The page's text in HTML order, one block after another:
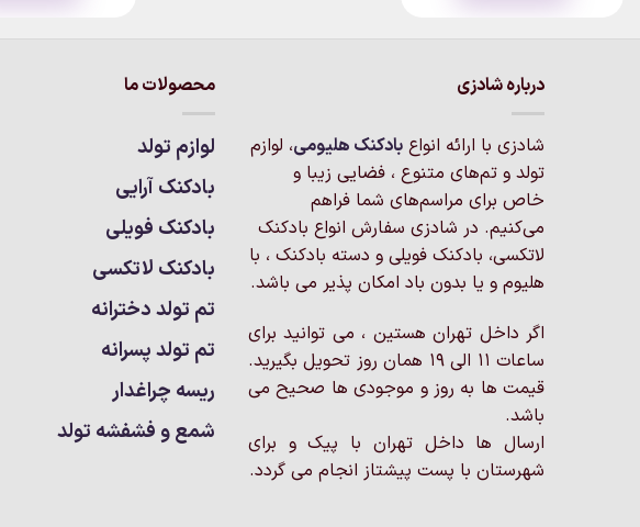
درباره شادزی
شادزی با ارائه انواع بادکنک‌ هلیومی، لوازم
تولد و تم‌های متنوع ، فضایی زیبا و
خاص برای مراسم‌های شما فراهم
می‌کنیم. در شادزی سفارش انواع بادکنک
لاتکسی، بادکنک فویلی و دسته بادکنک ، با
هلیوم و یا بدون باد امکان پذیر می باشد.
اگر داخل تهران هستین ، می توانید برای
ساعات 11 الی 19 همان روز تحویل بگیرید.
قیمت ها به روز و موجودی ها صحیح می
باشد.
ارسال ها داخل تهران با پیک و برای
شهرستان با پست پیشتاز انجام می گردد.
محصولات ما
لوازم تولد
بادکنک آرایی
بادکنک فویلی
بادکنک لاتکسی
تم تولد دخترانه
تم تولد پسرانه
ریسه چراغدار
شمع و فشفشه تولد